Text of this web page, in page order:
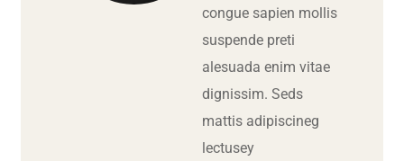
congue sapien mollis
suspende preti
alesuada enim vitae
dignissim. Seds
mattis adipiscineg
lectusey